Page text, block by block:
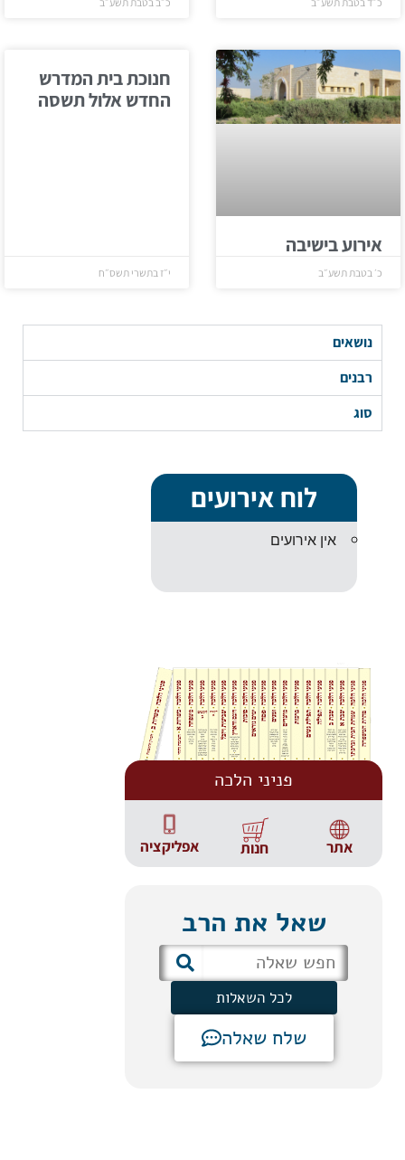
נושאים
רבנים
סוג
לוח אירועים
אין אירועים
פניני הלכה
אתר חנות אפליקציה
שאל את הרב
לכל השאלות
שלח שאלה
אירוע בישיבה
כ׳ בטבת תשע״ב
חנוכת בית המדרש
החדש אלול תשסה
י״ז בתשרי תשס״ח